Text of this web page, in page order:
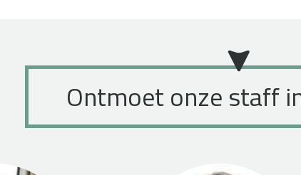
Ontmoet onze staff